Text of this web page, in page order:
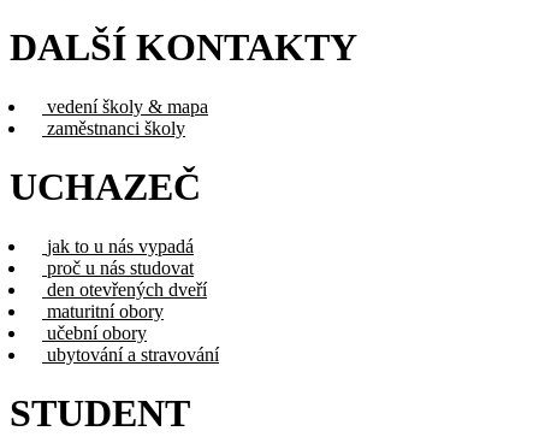
DALŠÍ KONTAKTY
vedení školy & mapa
zaměstnanci školy
UCHAZEČ
jak to u nás vypadá
proč u nás studovat
den otevřených dveří
maturitní obory
učební obory
ubytování a stravování
STUDENT